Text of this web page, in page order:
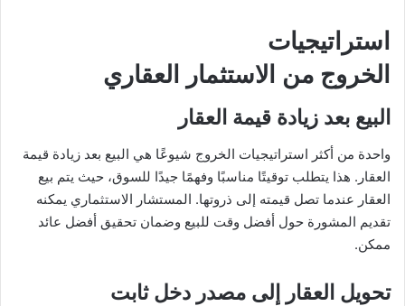
استراتيجيات
الخروج من الاستثمار العقاري
البيع بعد زيادة قيمة العقار
واحدة من أكثر استراتيجيات الخروج شيوعًا هي البيع بعد زيادة قيمة
العقار. هذا يتطلب توقيتًا مناسبًا وفهمًا جيدًا للسوق، حيث يتم بيع
العقار عندما تصل قيمته إلى ذروتها. المستشار الاستثماري يمكنه
تقديم المشورة حول أفضل وقت للبيع وضمان تحقيق أفضل عائد
ممكن.
تحويل العقار إلى مصدر دخل ثابت